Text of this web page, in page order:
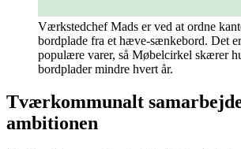
Værkstedchef Mads er ved at ordne
bordplade fra et hæve-sænkebord. Det
populære varer, så Møbelcirkel skærer
bordplader mindre hvert år.
Tværkommunalt
ambitionen